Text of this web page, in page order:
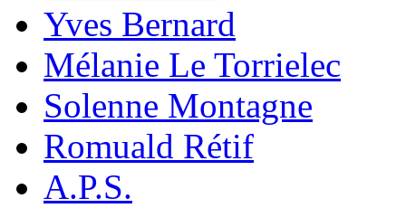
Yves Bernard
Mélanie Le Torrielec
Solenne Montagne
Romuald Rétif
A.P.S.